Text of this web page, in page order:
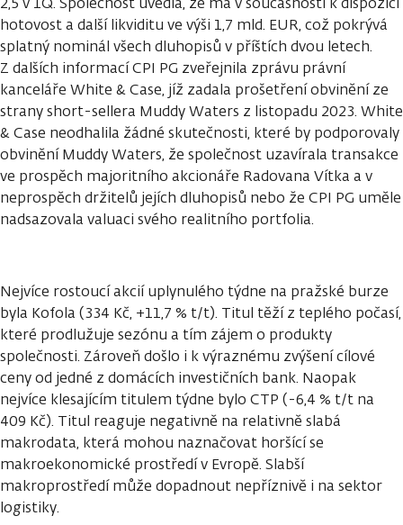
hotovost a další likviditu ve výši 1,7 mld. EUR, což pokrývá
splatný nominál všech dluhopisů v příštích dvou letech.
Z dalších informací CPI PG zveřejnila zprávu právní
kanceláře White & Case, jíž zadala prošetření obvinění ze
strany short-sellera Muddy Waters z listopadu 2023. White
& Case neodhalila žádné skutečnosti, které by podporovaly
obvinění Muddy Waters, že společnost uzavírala transakce
ve prospěch majoritního akcionáře Radovana Vítka a v
neprospěch držitelů jejích dluhopisů nebo že CPI PG uměle
nadsazovala valuaci svého realitního portfolia.
Nejvíce rostoucí akcií uplynulého týdne na pražské burze
byla Kofola (334 Kč, +11,7 % t/t). Titul těží z teplého počasí,
které prodlužuje sezónu a tím zájem o produkty
společnosti. Zároveň došlo i k výraznému zvýšení cílové
ceny od jedné z domácích investičních bank. Naopak
nejvíce klesajícím titulem týdne bylo CTP (-6,4 % t/t na
409 Kč). Titul reaguje negativně na relativně slabá
makrodata, která mohou naznačovat horšící se
makroekonomické prostředí v Evropě. Slabší
makroprostředí může dopadnout nepříznivě i na sektor
logistiky.